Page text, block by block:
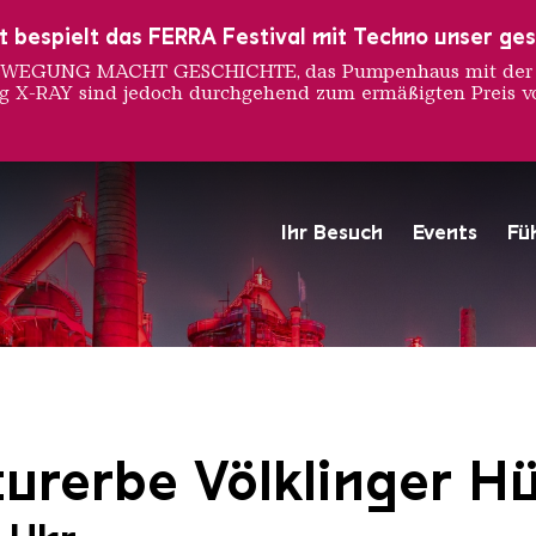
Ihr Besuch Events
Hochofengruppe in Rot
Copyright: Weltkulturerbe
Völklinger
bespielt das FERRA Festival mit Techno unser
MACHT GESCHICHTE, das Pumpenhaus mit
RAY sind jedoch durchgehend zum ermäßigten Preis